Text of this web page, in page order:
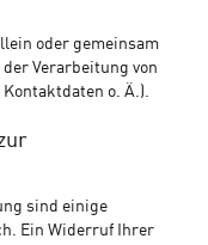
oder gemeinsam
Verarbeitung von
Kontaktdaten o. Ä.).
sind einige
Ein Widerruf Ihrer